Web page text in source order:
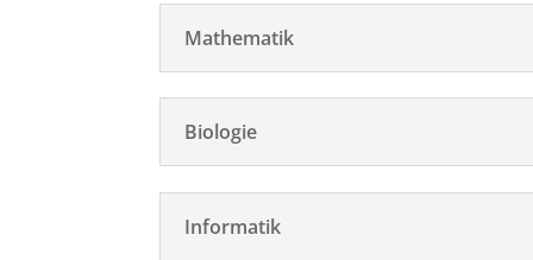
Mathematik
Biologie
Informatik